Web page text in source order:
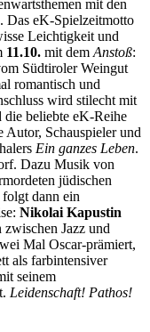
mit den
Das eK-Spielzeitmotto
Leichtigkeit und
11.10. mit dem Anstoß:
Südtiroler Weingut
romantisch und
wird stilecht mit
die beliebte eK-Reihe
Autor, Schauspieler und
Ein ganzes Leben.
Dazu Musik von
jüdischen
dann ein
Nikolai Kapustin
Jazz und
Mal Oscar-prämiert,
als farbintensiver
seinem
Leidenschaft! Pathos!